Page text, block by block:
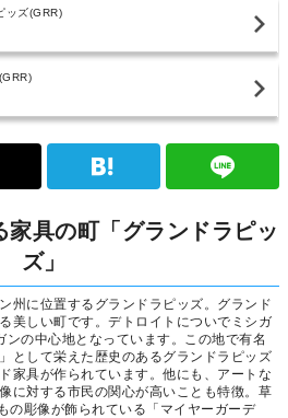
ッズ(GRR)
家具の町「グランドラピッ
ズ」
州に位置するグランドラピッズ。グランド
美しい町です。デトロイトについでミシガ
の中心地となっています。この地で有名
として栄えた歴史のあるグランドラピッズ
家具が作られています。他にも、アートな
に対する市民の関心が高いことも特徴。草
の彫像が飾られている「マイヤーガーデ